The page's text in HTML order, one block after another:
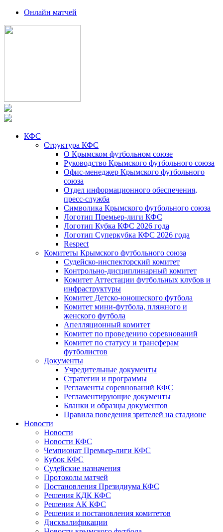
Онлайн матчей
КФС
Структура КФС
О Крымском футбольном союзе
Руководство Крымского футбольного союза
Офис-менеджер Крымского футбольного
союза
Отдел информационного обеспечения,
пресс-служба
Символика Крымского футбольного союза
Логотип Премьер-лиги КФС
Логотип Кубка КФС 2026 года
Логотип Суперкубка КФС 2026 года
Respect
Комитеты Крымского футбольного союза
Судейско-инспекторский комитет
Контрольно-дисциплинарный комитет
Комитет Аттестации футбольных клубов и
инфраструктуры
Комитет Детско-юношеского футбола
Комитет мини-футбола, пляжного и
женского футбола
Апелляционный комитет
Комитет по проведению соревнований
Комитет по статусу и трансферам
футболистов
Документы
Учредительные документы
Стратегии и программы
Регламенты соревнований КФС
Регламентирующие документы
Бланки и образцы документов
Правила поведения зрителей на стадионе
Новости
Новости
Новости КФС
Чемпионат Премьер-лиги КФС
Кубок КФС
Судейские назначения
Протоколы матчей
Постановления Президиума КФС
Решения КДК КФС
Решения АК КФС
Решения и постановления комитетов
Дисквалификации